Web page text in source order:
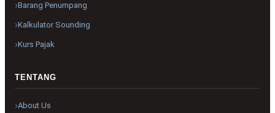
Barang Penumpang
Kalkulator Sounding
Kurs Pajak
TENTANG
About Us